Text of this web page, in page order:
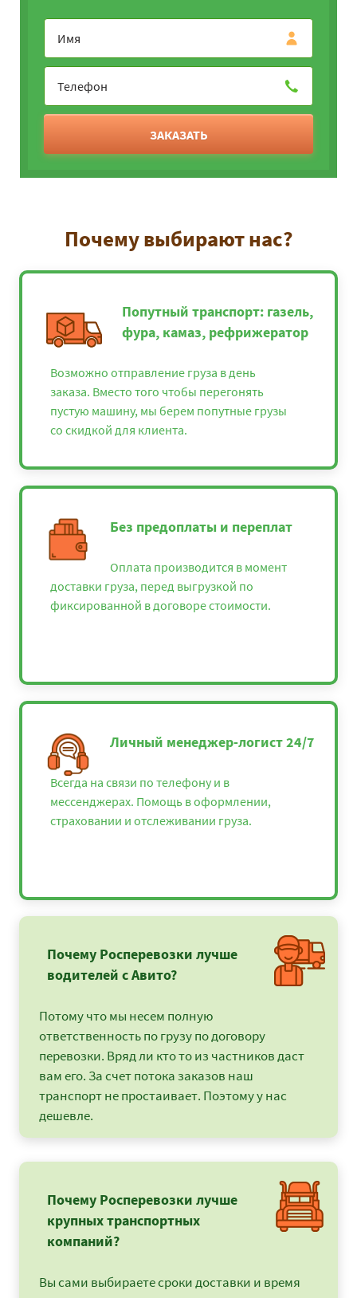
ЗАКАЗАТЬ
Почему выбирают нас?
Попутный транспорт: газель,
фура, камаз, рефрижератор
Возможно отправление груза в день
заказа. Вместо того чтобы перегонять
пустую машину, мы берем попутные грузы
со скидкой для клиента.
Без предоплаты и переплат
Оплата производится в момент
доставки груза, перед выгрузкой по
фиксированной в договоре стоимости.
Личный менеджер-логист 24/7
Всегда на связи по телефону и в
мессенджерах. Помощь в оформлении,
страховании и отслеживании груза.
Почему Росперевозки лучше
водителей с Авито?
Потому что мы несем полную
ответственность по грузу по договору
перевозки. Вряд ли кто то из частников даст
вам его. За счет потока заказов наш
транспорт не простаивает. Поэтому у нас
дешевле.
Почему Росперевозки лучше
крупных транспортных
компаний?
Вы сами выбираете сроки доставки и время